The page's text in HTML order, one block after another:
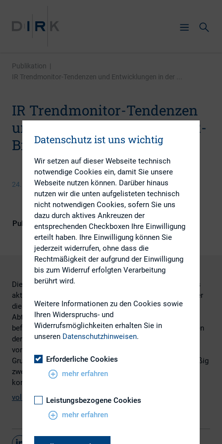
Publikation |
IR Trendmonitor-Tendenzen und Entwicklungen in der ...
IR Trendmonitor-Tendenzen
und Entwicklungen in der IR-
Branche
24. September 2013
Publikationsform Externe Publikationen
Die drei Hamburger Unternehmen CAT Consultants, news
aktuell und Faktenkontor haben im August und September
dieses Jahres 203 Fach- und Führungskräfte aus IR-
Abteilungen und IR-Agenturen für den „IR-Trendmonitor“
befragt. In der Online-Umfrage wurden u.a. Einschätzungen
der Entwicklung von Budget- und Honorar, Eigenschaften
von IR-Experten, Bedeutung von Zielgruppen und DFVA-
Grundsätzen erfasst. Der „IR-Trendmonitor“ wird regelmäßig
zweimal im Jahr durchgeführt, um Branchentrends
kontinuierlich erfassen zu können.
vollständige Studie (pdf-Datei, 328 KB)
Datenschutz ist uns wichtig
Wir setzen auf dieser Webseite technisch
notwendige Cookies ein, damit Sie unsere
Webseite nutzen können. Darüber hinaus
nutzen wir die unten aufgelisteten technisch
nicht notwendigen Cookies, sofern Sie uns
dazu durch aktives Ankreuzen der
entsprechenden Checkboxen Ihre Einwilligung
erteilt haben. Ihre Einwilligung können Sie
jederzeit widerrufen, ohne dass die
Rechtmäßigkeit der aufgrund der Einwilligung
bis zum Widerruf erfolgten Verarbeitung
berührt wird.
Weitere Informationen zu den Cookies sowie
Ihren Widerspruchs- und
Widerrufsmöglichkeiten erhalten Sie in
unseren Datenschutzhinweisen.
Erforderliche Cookies
mehr erfahren
Leistungsbezogene Cookies
mehr erfahren